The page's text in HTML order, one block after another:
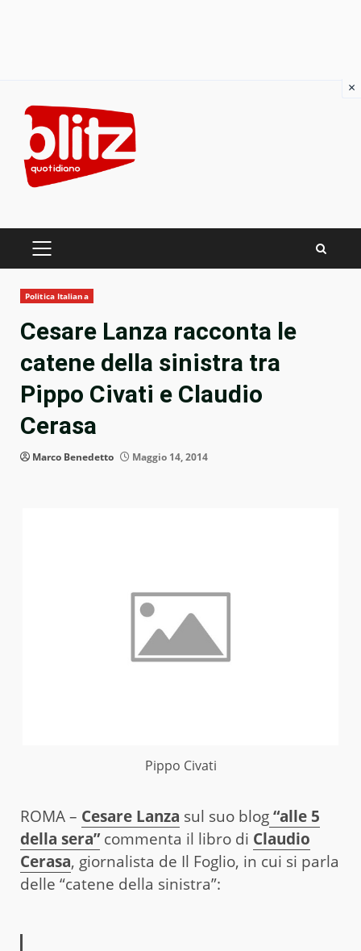
content
PRIMARY
Politica Italiana
Cesare Lanza racconta le
catene della sinistra tra
Pippo Civati e Claudio
Cerasa
Marco Benedetto Maggio 14, 2014
Pippo Civati
ROMA – Cesare Lanza sul suo blog“alle 5
della sera” commenta il libro di Claudio
Cerasa, giornalista de Il Foglio, in cui si parla
delle “catene della sinistra”:
×